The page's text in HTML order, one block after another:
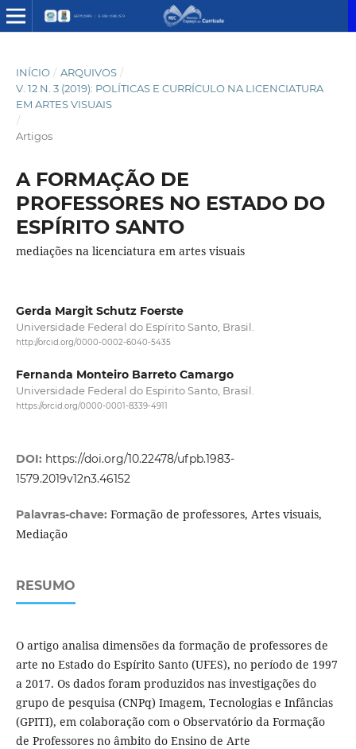
INÍCIO / ARQUIVOS /
V. 12 N. 3 (2019): POLÍTICAS E CURRÍCULO NA LICENCIATURA
EM ARTES VISUAIS
/
Artigos
A FORMAÇÃO DE
PROFESSORES NO ESTADO DO
ESPÍRITO SANTO
mediações na licenciatura em artes visuais
Gerda Margit Schutz Foerste
Universidade Federal do Espírito Santo, Brasil.
http://orcid.org/0000-0002-6040-5435
Fernanda Monteiro Barreto Camargo
Universidade Federal do Espirito Santo, Brasil.
https://orcid.org/0000-0001-8339-4911
DOI: https://doi.org/10.22478/ufpb.1983-
1579.2019v12n3.46152
Palavras-chave: Formação de professores, Artes visuais,
Mediação
RESUMO
O artigo analisa dimensões da formação de professores de
arte no Estado do Espírito Santo (UFES), no período de 1997
a 2017. Os dados foram produzidos nas investigações do
grupo de pesquisa (CNPq) Imagem, Tecnologias e Infâncias
(GPITI), em colaboração com o Observatório da Formação
de Professores no âmbito do Ensino de Arte